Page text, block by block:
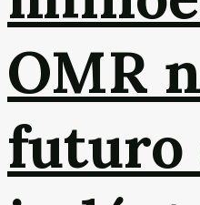
OMR
futuro